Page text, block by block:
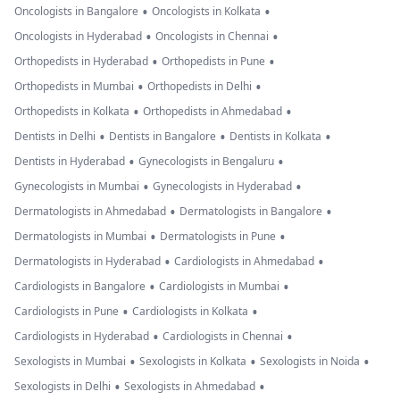
Oncologists in Bangalore • Oncologists in Kolkata •
Oncologists in Hyderabad • Oncologists in Chennai •
Orthopedists in Hyderabad • Orthopedists in Pune •
Orthopedists in Mumbai • Orthopedists in Delhi •
Orthopedists in Kolkata • Orthopedists in Ahmedabad •
Dentists in Delhi • Dentists in Bangalore • Dentists in Kolkata •
Dentists in Hyderabad • Gynecologists in Bengaluru •
Gynecologists in Mumbai • Gynecologists in Hyderabad •
Dermatologists in Ahmedabad • Dermatologists in Bangalore •
Dermatologists in Mumbai • Dermatologists in Pune •
Dermatologists in Hyderabad • Cardiologists in Ahmedabad •
Cardiologists in Bangalore • Cardiologists in Mumbai •
Cardiologists in Pune • Cardiologists in Kolkata •
Cardiologists in Hyderabad • Cardiologists in Chennai •
Sexologists in Mumbai • Sexologists in Kolkata • Sexologists in Noida •
Sexologists in Delhi • Sexologists in Ahmedabad •